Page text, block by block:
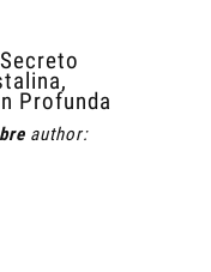
Profunda
author: